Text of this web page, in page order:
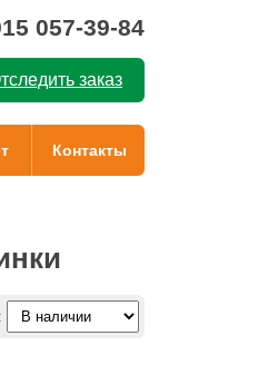
заказ
057-39-84
Контакты